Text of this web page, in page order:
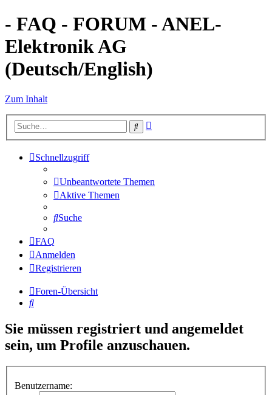
- FAQ - FORUM - ANEL-
Elektronik AG
(Deutsch/English)
Zum Inhalt
Suche
Schnellzugriff
Unbeantwortete Themen
Aktive Themen
Suche
FAQ
Anmelden
Registrieren
Foren-Übersicht
Suche
Sie müssen registriert und angemeldet
sein, um Profile anzuschauen.
Benutzername: